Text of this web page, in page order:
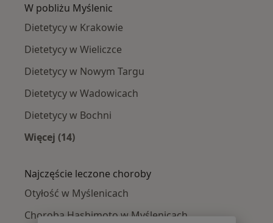
W pobliżu Myślenic
Dietetycy w Krakowie
Dietetycy w Wieliczce
Dietetycy w Nowym Targu
Dietetycy w Wadowicach
Dietetycy w Bochni
Więcej (14)
Najczęście leczone choroby
Otyłość w Myślenicach
Choroba Hashimoto w Myślenicach